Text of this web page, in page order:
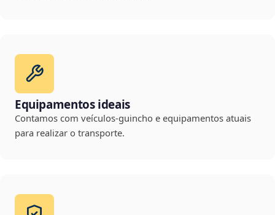
Equipamentos ideais
Contamos com veículos-guincho e equipamentos atuais
para realizar o transporte.